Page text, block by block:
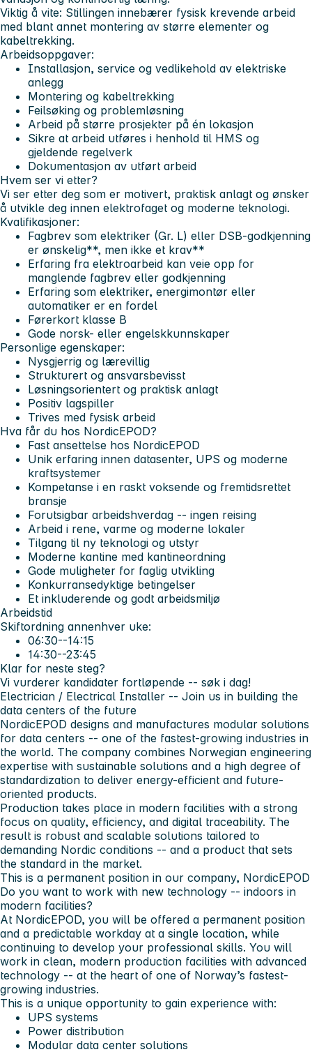
Viktig å vite: Stillingen innebærer fysisk krevende arbeid
med blant annet montering av større elementer og
kabeltrekking.
Arbeidsoppgaver:
Installasjon, service og vedlikehold av elektriske
anlegg
Montering og kabeltrekking
Feilsøking og problemløsning
Arbeid på større prosjekter på én lokasjon
Sikre at arbeid utføres i henhold til HMS og
gjeldende regelverk
Dokumentasjon av utført arbeid
Hvem ser vi etter?
Vi ser etter deg som er motivert, praktisk anlagt og ønsker
å utvikle deg innen elektrofaget og moderne teknologi.
Kvalifikasjoner:
Fagbrev som elektriker (Gr. L) eller DSB-godkjenning
er ønskelig**, men ikke et krav**
Erfaring fra elektroarbeid kan veie opp for
manglende fagbrev eller godkjenning
Erfaring som elektriker, energimontør eller
automatiker er en fordel
Førerkort klasse B
Gode norsk- eller engelskkunnskaper
Personlige egenskaper:
Nysgjerrig og lærevillig
Strukturert og ansvarsbevisst
Løsningsorientert og praktisk anlagt
Positiv lagspiller
Trives med fysisk arbeid
Hva får du hos NordicEPOD?
Fast ansettelse hos NordicEPOD
Unik erfaring innen datasenter, UPS og moderne
kraftsystemer
Kompetanse i en raskt voksende og fremtidsrettet
bransje
Forutsigbar arbeidshverdag -- ingen reising
Arbeid i rene, varme og moderne lokaler
Tilgang til ny teknologi og utstyr
Moderne kantine med kantineordning
Gode muligheter for faglig utvikling
Konkurransedyktige betingelser
Et inkluderende og godt arbeidsmiljø
Arbeidstid
Skiftordning annenhver uke:
06:30--14:15
14:30--23:45
Klar for neste steg?
Vi vurderer kandidater fortløpende -- søk i dag!
Electrician / Electrical Installer -- Join us in building the
data centers of the future
NordicEPOD designs and manufactures modular solutions
for data centers -- one of the fastest-growing industries in
the world. The company combines Norwegian engineering
expertise with sustainable solutions and a high degree of
standardization to deliver energy-efficient and future-
oriented products.
Production takes place in modern facilities with a strong
focus on quality, efficiency, and digital traceability. The
result is robust and scalable solutions tailored to
demanding Nordic conditions -- and a product that sets
the standard in the market.
This is a permanent position in our company, NordicEPOD
Do you want to work with new technology -- indoors in
modern facilities?
At NordicEPOD, you will be offered a permanent position
and a predictable workday at a single location, while
continuing to develop your professional skills. You will
work in clean, modern production facilities with advanced
technology -- at the heart of one of Norway’s fastest-
growing industries.
This is a unique opportunity to gain experience with:
UPS systems
Power distribution
Modular data center solutions